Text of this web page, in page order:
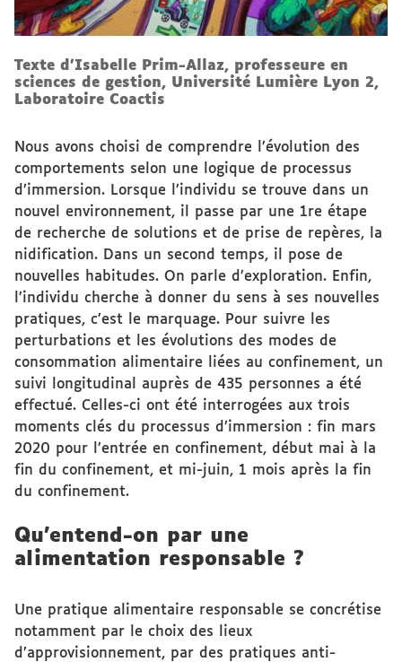
Texte d'Isabelle Prim-Allaz, professeure en
sciences de gestion, Université Lumière Lyon 2,
Laboratoire Coactis
Nous avons choisi de comprendre l’évolution des
comportements selon une logique de processus
d’immersion. Lorsque l’individu se trouve dans un
nouvel environnement, il passe par une 1re étape
de recherche de solutions et de prise de repères, la
nidification. Dans un second temps, il pose de
nouvelles habitudes. On parle d’exploration. Enfin,
l’individu cherche à donner du sens à ses nouvelles
pratiques, c’est le marquage. Pour suivre les
perturbations et les évolutions des modes de
consommation alimentaire liées au confinement, un
suivi longitudinal auprès de 435 personnes a été
effectué. Celles-ci ont été interrogées aux trois
moments clés du processus d’immersion : fin mars
2020 pour l’entrée en confinement, début mai à la
fin du confinement, et mi-juin, 1 mois après la fin
du confinement.
Qu’entend-on par une
alimentation responsable ?
Une pratique alimentaire responsable se concrétise
notamment par le choix des lieux
d’approvisionnement, par des pratiques anti-